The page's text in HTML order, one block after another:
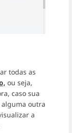
todas as
ou seja,
caso sua
outra
a